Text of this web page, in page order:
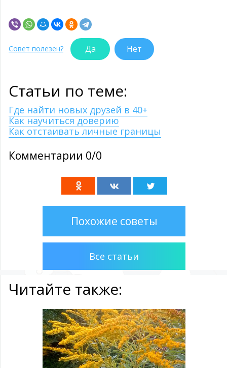
Совет полезен? Да Нет
Статьи по теме:
Где найти новых друзей в 40+
Как научиться доверию
Как отстаивать личные границы
Комментарии 0/0
Похожие советы
Все статьи
Читайте также: